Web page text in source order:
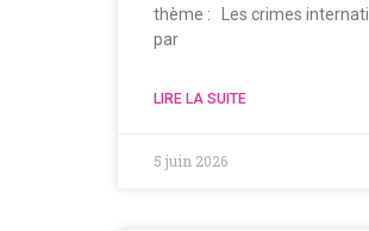
thème : Les crimes
par
LIRE LA SUITE
5 juin 2026